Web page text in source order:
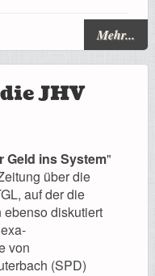
Mehr...
JHV
Geld ins System"
über die
auf der die
diskutiert
von
(SPD)